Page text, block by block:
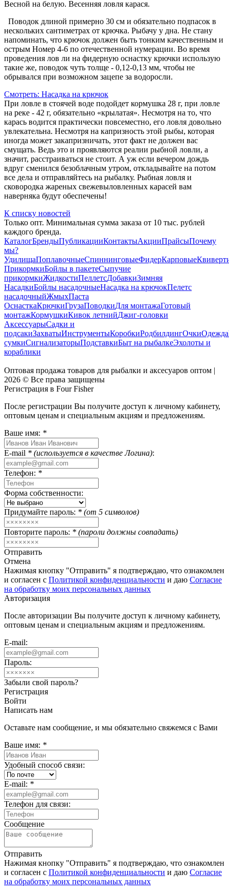
Весной на белую. Весенняя ловля карася.
Поводок длиной примерно 30 см и обязательно подпасок в
нескольких сантиметрах от крючка. Рыбачу у дна. Не стану
напоминать, что крючок должен быть тонким качественным и
острым Номер 4-6 по отечественной нумерации. Во время
проведения лов ли на фидерную оснастку крючки использую
такие же, поводок чуть толще - 0,12-0,13 мм, чтобы не
обрывался при возможном зацепе за водоросли.
Смотреть: Насадка на крючок
При ловле в стоячей воде подойдет кормушка 28 г, при ловле
на реке - 42 г, обязательно «крылатая». Несмотря на то, что
карась водится практически повсеместно, его ловля довольно
увлекательна. Несмотря на капризность этой рыбы, которая
иногда может закапризничать, этот факт не должен вас
смущать. Ведь это и проявляются реалии рыбной ловли, а
значит, расстраиваться не стоит. А уж если вечером дождь
вдруг сменился безоблачным утром, откладывайте на потом
все дела и отправляйтесь на рыбалку. Рыбная ловля и
сковородка жареных свежевыловленных карасей вам
наверняка будут обеспечены!
К списку новостей
Только опт. Минимальная сумма заказа от 10 тыс. рублей
каждого бренда.
КаталогБрендыПубликацииКонтактыАкцииПрайсыПочему
мы?
УдилищаПоплавочныеСпиннинговыеФидерКарповые
ПрикормкиБойлы в пакетеСыпучие
прикормкиЖидкостиПеллетсДобавкиЗимняя
НасадкиБойлы насадочныеНасадка на крючокПелетс
насадочныйЖмыхПаста
ОснасткаКрючкиГрузаПоводкиДля монтажаГотовый
монтажКормушкиКивок летнийДжиг-головки
АксессуарыСадки и
подсакиЗахватыИнструментыКоробкиРодбилдингОчкиОдежда
сумкиСигнализаторыПодставкиБыт на рыбалкеЭхолоты и
кораблики
Оптовая продажа товаров для рыбалки и аксесуаров оптом |
2026 © Все права защищены
Регистрация в Four Fisher
После регистрации Вы получите доступ к личному кабинету,
оптовым ценам и специальным акциям и предложениям.
Ваше имя: *
E-mail * (используется в качестве Логина):
Телефон: *
Форма собственности:
Придумайте пароль: * (от 5 символов)
Повторите пароль: * (пароли должны совпадать)
Отправить
Отмена
Нажимая кнопку "Отправить" я подтверждаю, что ознакомлен
и согласен с Политикой конфиденциальности и даю Согласие
на обработку моих персональных данных
Авторизация
После авторизации Вы получите доступ к личному кабинету,
оптовым ценам и специальным акциям и предложениям.
E-mail:
Пароль:
Забыли свой пароль?
Регистрация
Войти
Написать нам
Оставьте нам сообщение, и мы обязательно свяжемся с Вами
Ваше имя: *
Удобный способ связи:
E-mail: *
Телефон для связи:
Сообщение
Отправить
Нажимая кнопку "Отправить" я подтверждаю, что ознакомлен
и согласен с Политикой конфиденциальности и даю Согласие
на обработку моих персональных данных